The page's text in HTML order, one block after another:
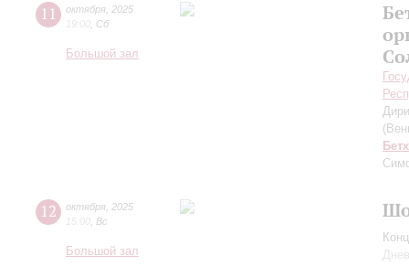
11 октября 2025
19:00 Сб
Большой зал
12 октября 2025
15:00 Вс
Большой зал